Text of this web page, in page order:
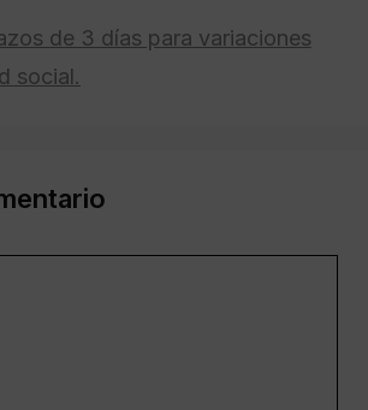
de 3 días para variaciones
social.